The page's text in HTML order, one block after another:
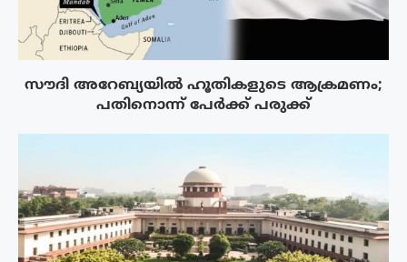
സൗദി അറേബ്യയിൽ ഹൂതികളുടെ ആക്രമണം;
പതിനൊന്ന് പേർക്ക് പരുക്ക്